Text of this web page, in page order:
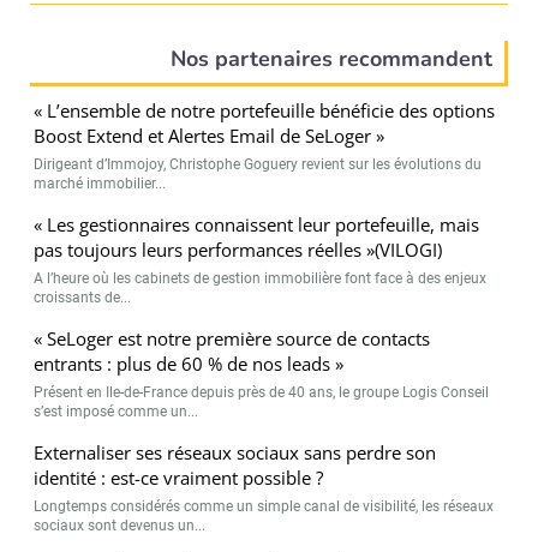
Nos partenaires recommandent
« L’ensemble de notre portefeuille bénéficie des options
Boost Extend et Alertes Email de SeLoger »
Dirigeant d’Immojoy, Christophe Goguery revient sur les évolutions du
marché immobilier...
« Les gestionnaires connaissent leur portefeuille, mais
pas toujours leurs performances réelles »(VILOGI)
A l’heure où les cabinets de gestion immobilière font face à des enjeux
croissants de...
« SeLoger est notre première source de contacts
entrants : plus de 60 % de nos leads »
Présent en Ile-de-France depuis près de 40 ans, le groupe Logis Conseil
s’est imposé comme un...
Externaliser ses réseaux sociaux sans perdre son
identité : est-ce vraiment possible ?
Longtemps considérés comme un simple canal de visibilité, les réseaux
sociaux sont devenus un...